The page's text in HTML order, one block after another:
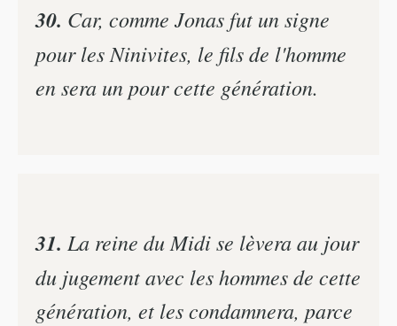
30. Car, comme Jonas fut un signe
pour les Ninivites, le fils de l'homme
en sera un pour cette génération.
31. La reine du Midi se lèvera au jour
du jugement avec les hommes de cette
génération, et les condamnera, parce